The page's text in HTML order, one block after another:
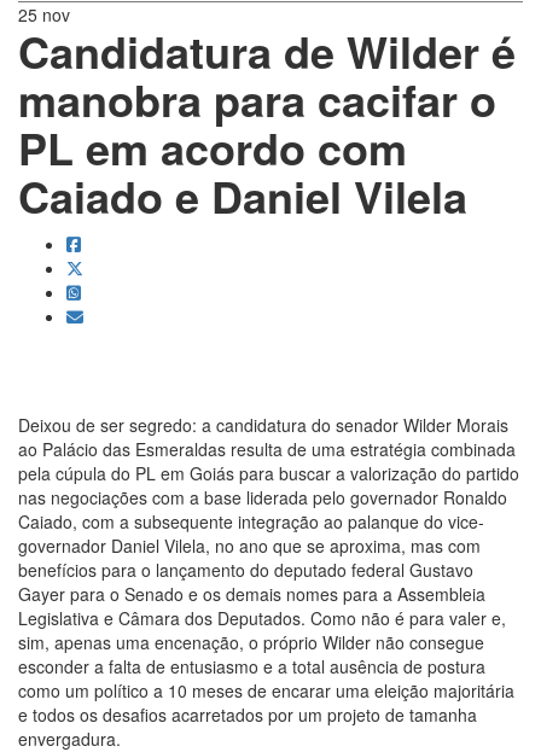
25 nov
Candidatura de Wilder é
manobra para cacifar o
PL em acordo com
Caiado e Daniel Vilela
Deixou de ser segredo: a candidatura do senador Wilder Morais
ao Palácio das Esmeraldas resulta de uma estratégia combinada
pela cúpula do PL em Goiás para buscar a valorização do partido
nas negociações com a base liderada pelo governador Ronaldo
Caiado, com a subsequente integração ao palanque do vice-
governador Daniel Vilela, no ano que se aproxima, mas com
benefícios para o lançamento do deputado federal Gustavo
Gayer para o Senado e os demais nomes para a Assembleia
Legislativa e Câmara dos Deputados. Como não é para valer e,
sim, apenas uma encenação, o próprio Wilder não consegue
esconder a falta de entusiasmo e a total ausência de postura
como um político a 10 meses de encarar uma eleição majoritária
e todos os desafios acarretados por um projeto de tamanha
envergadura.